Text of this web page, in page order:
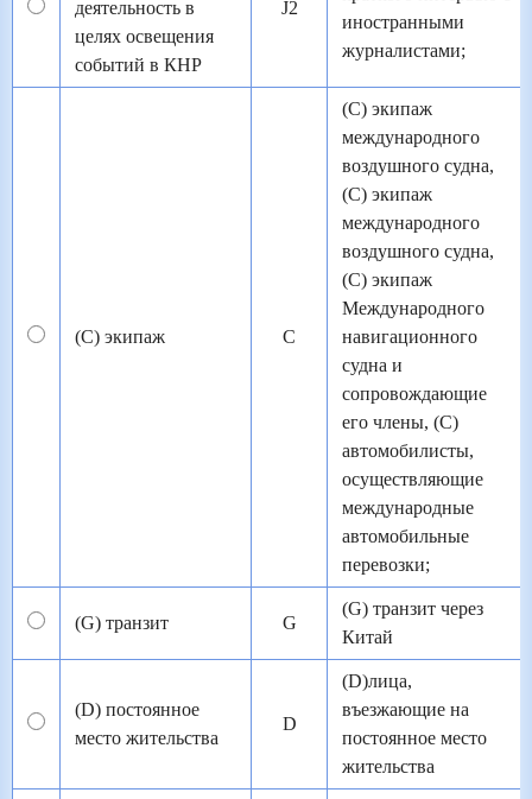
деятельность в
целях освещения
событий в КНР
J2
иностранными
журналистами;
(C) экипаж C
(C) экипаж
международного
воздушного судна,
(C) экипаж
международного
воздушного судна,
(C) экипаж
Международного
навигационного
судна и
сопровождающие
его члены, (C)
автомобилисты,
осуществляющие
международные
автомобильные
перевозки;
(G) транзит G
(G) транзит через
Китай
(D) постоянное
место жительства
D
(D)лица,
въезжающие на
постоянное место
жительства